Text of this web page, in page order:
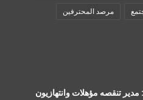
مرصد المحترفين
تنقصه مؤهلات وانتهازيون